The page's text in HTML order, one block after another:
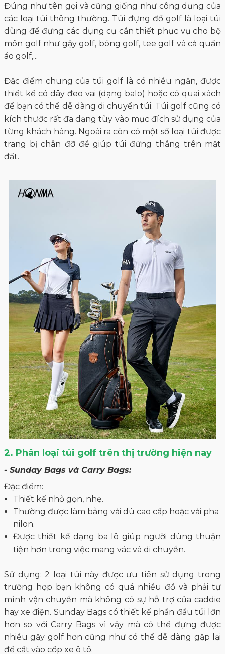
Đúng như tên gọi và cũng giống như công dụng của
các loại túi thông thường. Túi đựng đồ golf là loại túi
dùng để đựng các dụng cụ cần thiết phục vụ cho bộ
môn golf như gậy golf, bóng golf, tee golf và cả quần
áo golf,...
Đặc điểm chung của túi golf là có nhiều ngăn, được
thiết kế có dây đeo vai (dạng balo) hoặc có quai xách
để bạn có thể dễ dàng di chuyển túi. Túi golf cũng có
kích thước rất đa dạng tùy vào mục đích sử dụng của
từng khách hàng. Ngoài ra còn có một số loại túi được
trang bị chân đỡ để giúp túi đứng thẳng trên mặt
đất.
2. Phân loại túi golf trên thị trường hiện nay
- Sunday Bags và Carry Bags:
Đặc điểm:
Thiết kế nhỏ gọn, nhẹ.
Thường được làm bằng vải dù cao cấp hoặc vải pha
nilon.
Được thiết kế dạng ba lô giúp người dùng thuận
tiện hơn trong việc mang vác và di chuyển.
Sử dụng: 2 loại túi này được ưu tiên sử dụng trong
trường hợp bạn không có quá nhiều đồ và phải tự
mình vận chuyển mà không có sự hỗ trợ của caddie
hay xe điện. Sunday Bags có thiết kế phần đầu túi lớn
hơn so với Carry Bags vì vậy mà có thể đựng được
nhiều gậy golf hơn cũng như có thể dễ dàng gập lại
để cất vào cốp xe ô tô.